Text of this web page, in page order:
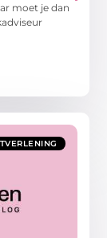
moet je dan